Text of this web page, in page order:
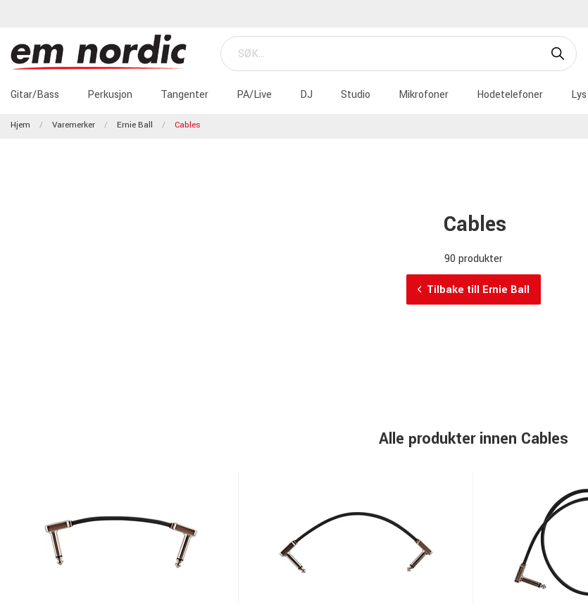
Gitar/Bass Perkusjon Tangenter PA/Live DJ Studio Mikrofoner Hodetelefoner Lys
Hjem Varemerker Ernie Ball Cables
Cables
90 produkter
Tilbake till Ernie Ball
Alle produkter innen Cables